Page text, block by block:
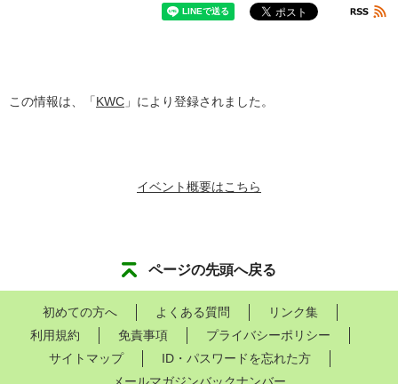
この情報は、「KWC 」により登録されました。
イベント概要はこちら
ページの先頭へ戻る
初めての方へ よくある質問
リンク集
利用規約
免責事項
プライバシーポリシー
サイトマップ
ID・パスワードを忘れた方